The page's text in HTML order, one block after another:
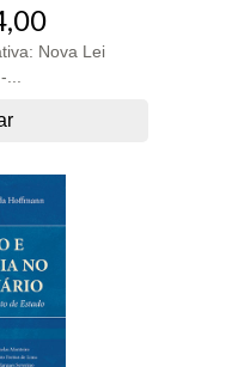
Nova Lei